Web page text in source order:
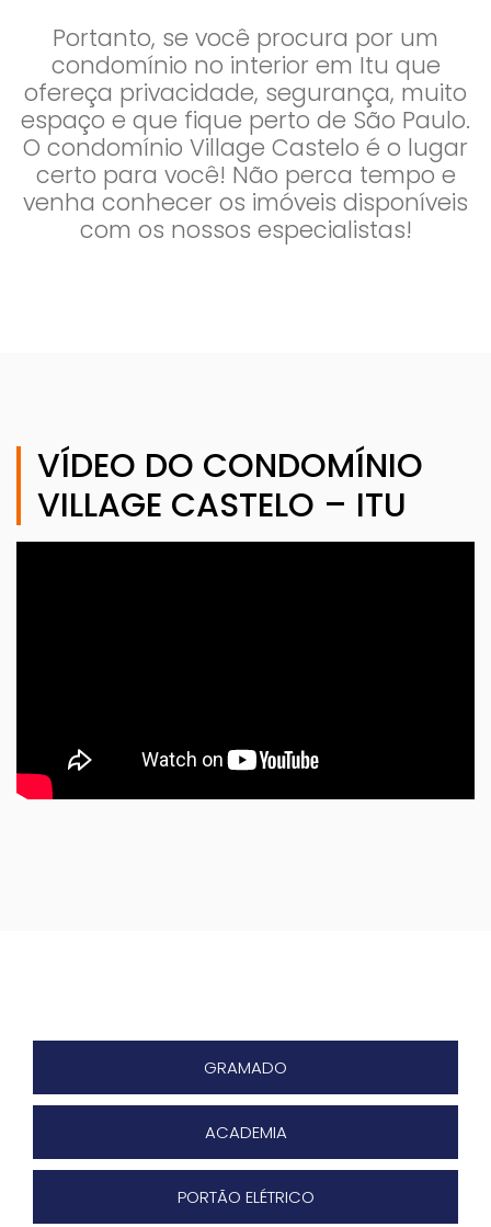
Portanto, se você procura por um
condomínio no interior em Itu que
ofereça privacidade, segurança, muito
espaço e que fique perto de São Paulo.
O condomínio Village Castelo é o lugar
certo para você! Não perca tempo e
venha conhecer os imóveis disponíveis
com os nossos especialistas!
VÍDEO DO CONDOMÍNIO
VILLAGE CASTELO – ITU
GRAMADO
ACADEMIA
PORTÃO ELÉTRICO